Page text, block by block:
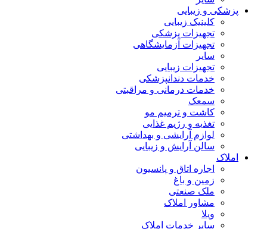
پزشکی و زیبایی
کلینیک زیبایی
تجهیزات پزشکی
تجهیزات آزمایشگاهی
سایر
تجهیزات زیبایی
خدمات دندانپزشکی
خدمات درمانی و مراقبتی
سمعک
کاشت و ترمیم مو
تغذیه و رژیم غذایی
لوازم آرایشی و بهداشتی
سالن آرایش و زیبایی
املاک
اجاره اتاق و پانسیون
زمین و باغ
ملک صنعتی
مشاور املاک
ویلا
سایر خدمات املاک